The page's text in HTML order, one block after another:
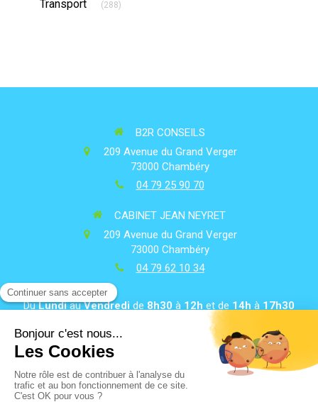
Transport (288)
B2R CONSEILS
209 Avenue du Grand Verger
73000 Chambéry
04 79 25 90 70
CABINET JEAN NEYRET
209 Avenue du Grand Verger
73000 Chambéry
04 79 62 10 34
DuLundiauVendredi de 8h30 à 12h et de 14h à 17h30
Mentions légales